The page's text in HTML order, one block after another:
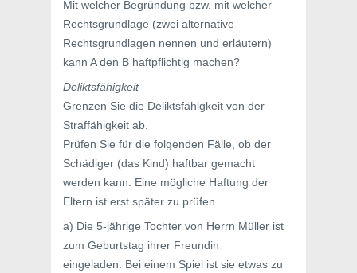
Mit welcher Begründung bzw. mit welcher
Rechtsgrundlage (zwei alternative
Rechtsgrundlagen nennen und erläutern)
kann A den B haftpflichtig machen?
Deliktsfähigkeit
Grenzen Sie die Deliktsfähigkeit von der
Straffähigkeit ab.
Prüfen Sie für die folgenden Fälle, ob der
Schädiger (das Kind) haftbar gemacht
werden kann. Eine mögliche Haftung der
Eltern ist erst später zu prüfen.
a) Die 5-jährige Tochter von Herrn Müller ist
zum Geburtstag ihrer Freundin
eingeladen. Bei einem Spiel ist sie etwas zu